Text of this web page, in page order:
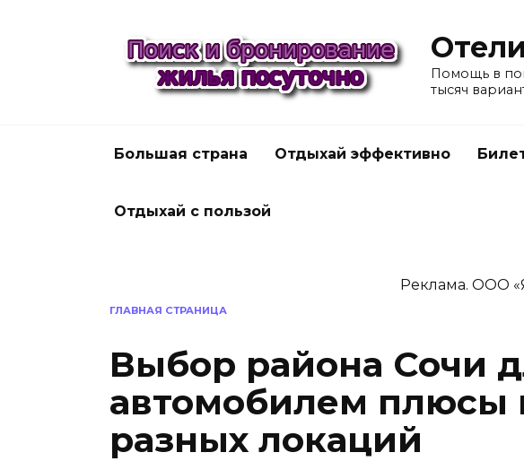
Помощь в
тысяч
Большая страна Отдыхай эффективно
Отдыхай с пользой
Реклама. ООО
ГЛАВНАЯ СТРАНИЦА
Выбор района Сочи
автомобилем плюсы
разных локаций